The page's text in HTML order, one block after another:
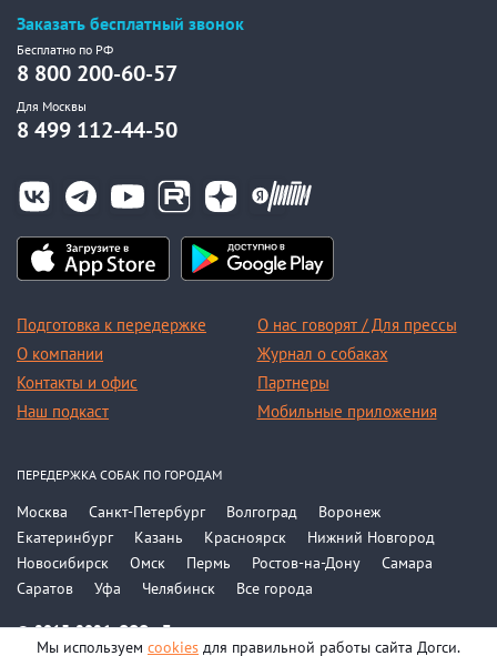
Заказать бесплатный звонок
Бесплатно по РФ
8 800 200-60-57
Для Москвы
8 499 112-44-50
Подготовка к передержке
О компании
Контакты и офис
Наш подкаст
О нас говорят / Для прессы
Журнал о собаках
Партнеры
Мобильные приложения
© 2015-2026, ООО «Догси»
Политика конфиденциальности
ПЕРЕДЕРЖКА СОБАК ПО ГОРОДАМ
Москва Санкт-Петербург Волгоград
Воронеж
Екатеринбург
Казань Красноярск
Нижний Новгород
Новосибирск
Омск Пермь Ростов-на-Дону
Самара
Саратов
Уфа Челябинск Все города
Мы используем cookies для правильной работы сайта Догси.